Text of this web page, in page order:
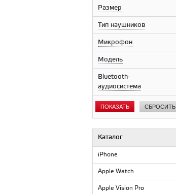
Бордовый
Бронзовый
Брызги шампанского
Глиняный
Голубое пламя
Голубой
Графитовый
Жёлтый бутон
Жёлтый цитрус
Желтый
Зеленый
Золотой
Коричневый
Кремовый
Лавандовый
Лиловый
Размер
Тип наушников
Микрофон
Модель
Bluetooth-
аудиосистема
ПОКАЗАТЬ СБРОСИТЬ
Каталог
iPhone
Apple Watch
Apple Vision Pro